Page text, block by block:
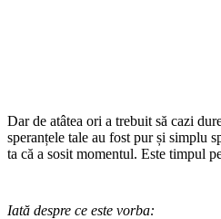
Dar de atâtea ori a trebuit să cazi
speranțele tale au fost pur și simplu
ta că a sosit momentul. Este timpul
Iată despre ce este vorba: